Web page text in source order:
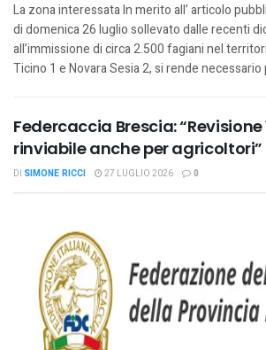
La zona interessata In merito all’ articolo
di domenica 26 luglio sollevato dalle recenti
all’immissione di circa 2.500 fagiani nel
Ticino 1 e Novara Sesia 2, si rende
Federcaccia Brescia:
rinviabile anche per agricoltori”
DI SIMONE RICCI 27 LUGLIO 2026 0